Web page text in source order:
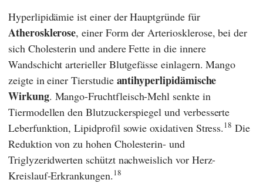
Hyperlipidämie ist einer der Hauptgründe für
Atherosklerose, einer Form der Arteriosklerose, bei der
sich Cholesterin und andere Fette in die innere
Wandschicht arterieller Blutgefässe einlagern. Mango
zeigte in einer Tierstudie antihyperlipidämische
Wirkung. Mango-Fruchtfleisch-Mehl senkte in
Tiermodellen den Blutzuckerspiegel und verbesserte
Leberfunktion, Lipidprofil sowie oxidativen Stress.18 Die
Reduktion von zu hohen Cholesterin- und
Triglyzeridwerten schützt nachweislich vor Herz-
Kreislauf-Erkrankungen.18